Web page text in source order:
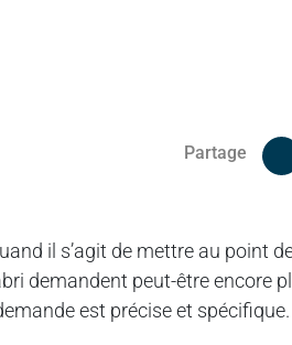
Partage
il s’agit de mettre au point
demandent peut-être encore
est précise et spécifique.